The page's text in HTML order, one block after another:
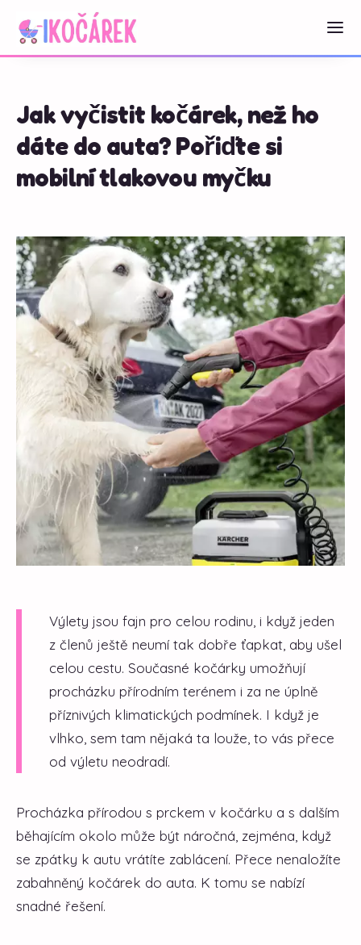
Jak vyčistit kočárek, než ho
dáte do auta? Pořiďte si
mobilní tlakovou myčku
Výlety jsou fajn pro celou rodinu, i když jeden
z členů ještě neumí tak dobře ťapkat, aby ušel
celou cestu. Současné kočárky umožňují
procházku přírodním terénem i za ne úplně
příznivých klimatických podmínek. I když je
vlhko, sem tam nějaká ta louže, to vás přece
od výletu neodradí.
Procházka přírodou s prckem v kočárku a s dalším
běhajícím okolo může být náročná, zejména, když
se zpátky k autu vrátíte zablácení. Přece nenaložíte
zabahněný kočárek do auta. K tomu se nabízí
snadné řešení.